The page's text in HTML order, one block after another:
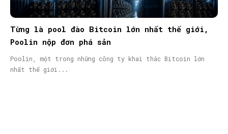
Từng là pool đào Bitcoin lớn nhất thế giới,
Poolin nộp đơn phá sản
Poolin, một trong những công ty khai thác Bitcoin lớn
nhất thế giới...